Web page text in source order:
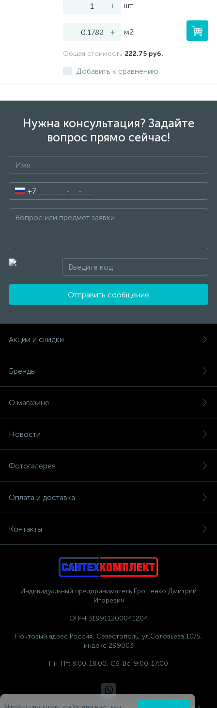
- + шт.
- + м2
Общая стоимость 222.75 руб.
Добавить к сравнению
Нужна консультация? Задайте
вопрос прямо сейчас!
+7
Отправить сообщение
Акции и скидки
Бренды
О магазине
Новости
Фотогалерея
Оплата и доставка
Контакты
Индивидуальный предприниматель Ерошенко Дмитрий
Игоревич
ОГРН 319911200041204
Почтовый адрес Россия, Севастополь, ул.Соловьева 10/5,
индекс 299003
Пн-Пт: 8:00-18:00, Сб-Вс: 9:00-17:00